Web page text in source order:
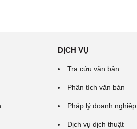
DỊCH VỤ
Tra cứu văn bản
Phân tích văn bản
Pháp lý doanh nghiệp
Dịch vụ dịch thuật